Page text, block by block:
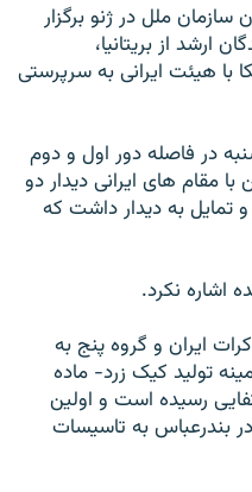
ملل در ژنو برگزار
ارشد از بریتانیا،
با هیئت ایرانی به سرپرستی
در فاصله دور اول و دوم
مقام های ایرانی دیدار دو
تمایل به دیدار داشت که
اشاره نکرد.
ايران و گروه پنج به
توليد کيک زرد- ماده
رسيده است و اولين
بندرعباس به تاسيسات